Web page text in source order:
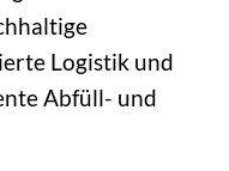
Logistik und
Abfüll- und